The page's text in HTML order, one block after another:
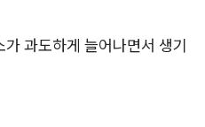
과도하게 늘어나면서 생기